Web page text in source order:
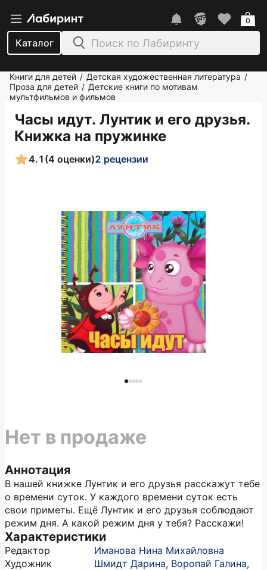
Каталог
0
Книги для детей / Детская художественная литература /
Проза для детей / Детские книги по мотивам
мультфильмов и фильмов
Часы идут. Лунтик и его друзья.
Книжка на пружинке
4.1 (4 оценки)2 рецензии
Аннотация
В нашей книжке Лунтик и его друзья расскажут тебе
о времени суток. У каждого времени суток есть
свои приметы. Ещё Лунтик и его друзья соблюдают
режим дня. А какой режим дня у тебя? Расскажи!
Характеристики
Редактор
Иманова Нина Михайловна
Художник
Шмидт Дарина, Воропай Галина,
Нет в продаже